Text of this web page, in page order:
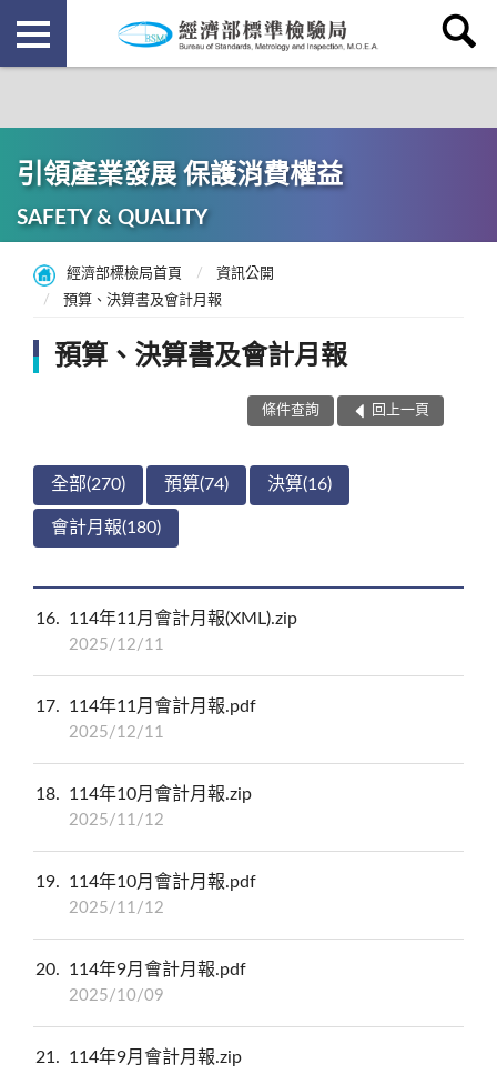
引領產業發展 保護消費權益
SAFETY & QUALITY
經濟部標檢局首頁
資訊公開
預算、決算書及會計月報
預算、決算書及會計月報
條件查詢 回上一頁
全部(270) 預算(74) 決算(16)
會計月報(180)
16 114年11月會計月報(XML).zip
2025/12/11
17 114年11月會計月報.pdf
2025/12/11
18 114年10月會計月報.zip
2025/11/12
19 114年10月會計月報.pdf
2025/11/12
20 114年9月會計月報.pdf
2025/10/09
21 114年9月會計月報.zip